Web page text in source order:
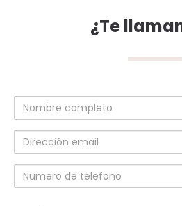
¿Te
Nombre
completo
Dirección
email
Numero
de